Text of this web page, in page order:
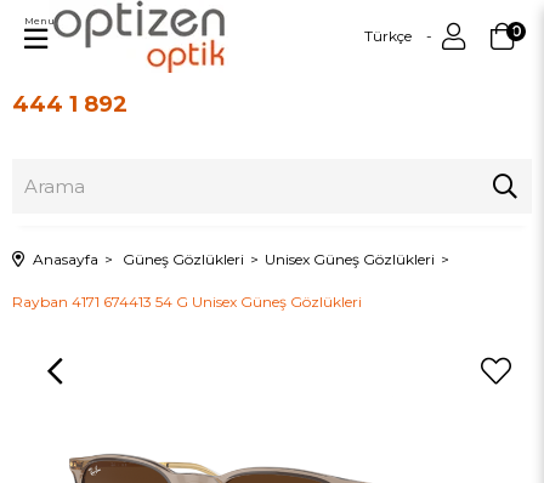
444 1 892
Türkçe 0
Menu
Anasayfa Güneş Gözlükleri Unisex Güneş Gözlükleri
Rayban 4171 674413 54 G Unisex Güneş Gözlükleri